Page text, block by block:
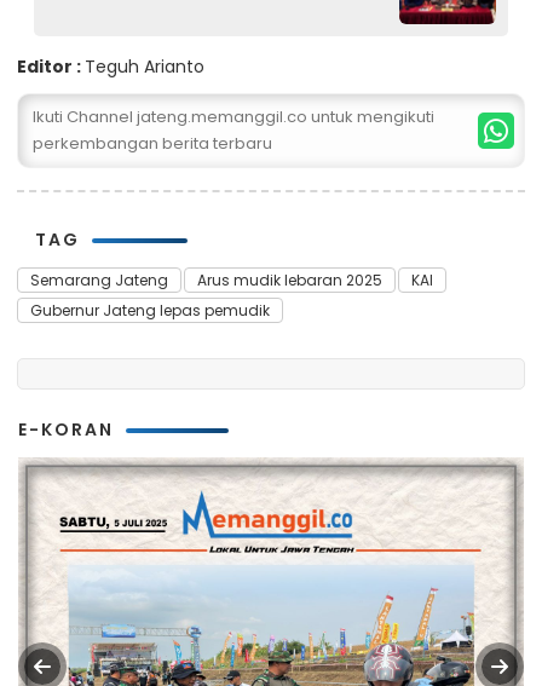
Editor : Teguh Arianto
Ikuti Channel jateng.memanggil.co untuk mengikuti
perkembangan berita terbaru
TAG
Semarang Jateng Arus mudik lebaran 2025
KAI
Gubernur Jateng lepas pemudik
E-KORAN